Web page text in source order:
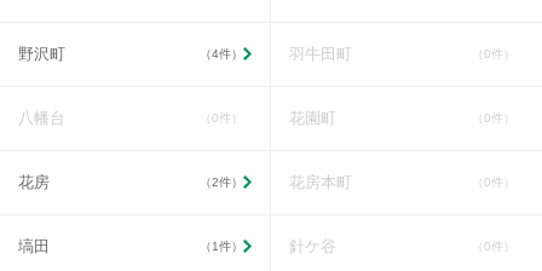
野沢町 （4件） 羽牛田町 （0件）
八幡台 （0件） 花園町 （0件）
花房 （2件） 花房本町 （0件）
塙田 （1件） 針ケ谷 （0件）